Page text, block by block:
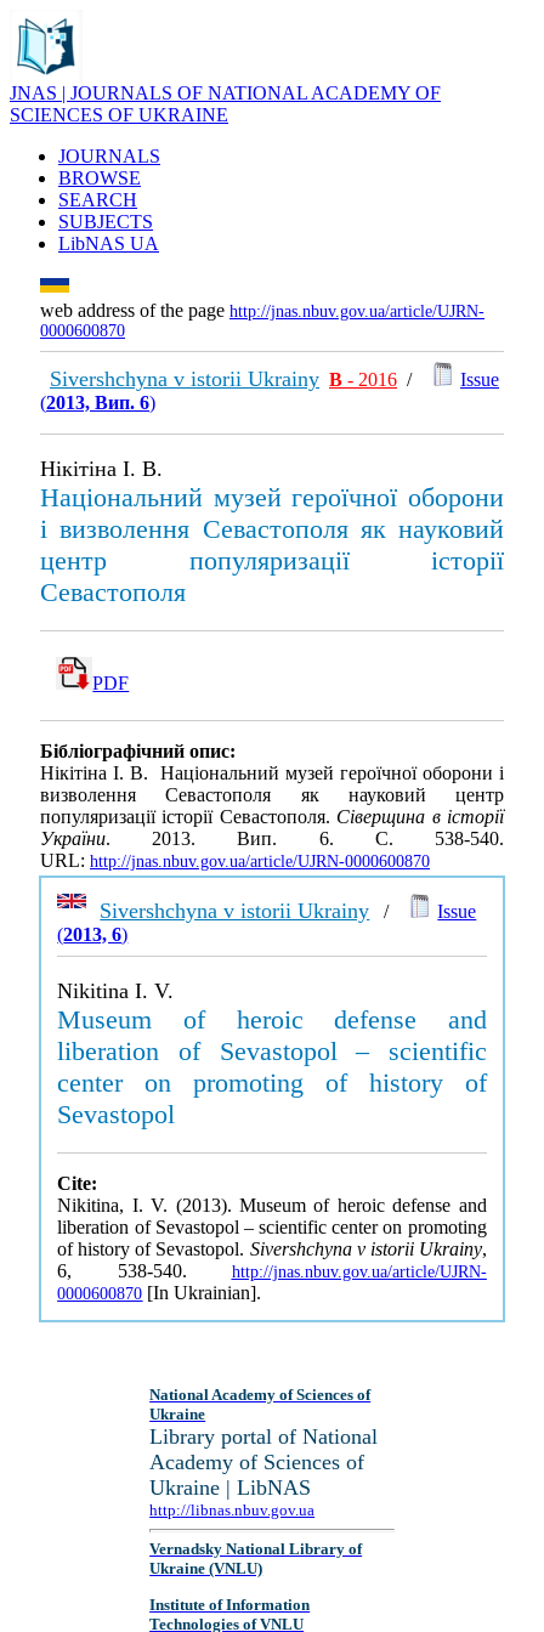
JNAS | JOURNALS OF NATIONAL ACADEMY OF
SCIENCES OF UKRAINE
JOURNALS
BROWSE
SEARCH
SUBJECTS
LibNAS UA
web address of the page http://jnas.nbuv.gov.ua/article/UJRN-
0000600870
Sivershchyna v istorii Ukrainy В - 2016 /
Issue
(2013, Вип. 6)
Нікітіна І. В.
Національний музей героїчної оборони
і визволення Севастополя як науковий
центр популяризації історії
Севастополя
PDF
Бібліографічний опис:
Нікітіна І. В. Національний музей героїчної оборони і
визволення Севастополя як науковий центр
популяризації історії Севастополя. Сіверщина в історії
України. 2013. Вип. 6. С. 538-540.
URL: http://jnas.nbuv.gov.ua/article/UJRN-0000600870
Sivershchyna v istorii Ukrainy /
Issue
(2013, 6)
Nikitina I. V.
Museum of heroic defense and
liberation of Sevastopol – scientific
center on promoting of history of
Sevastopol
Cite:
Nikitina, I. V. (2013). Museum of heroic defense and
liberation of Sevastopol – scientific center on promoting
of history of Sevastopol. Sivershchyna v istorii Ukrainy,
6, 538-540. http://jnas.nbuv.gov.ua/article/UJRN-
0000600870 [In Ukrainian].
National Academy of Sciences of
Ukraine
Library portal of National
Academy of Sciences of
Ukraine | LibNAS
http://libnas.nbuv.gov.ua
Vernadsky National Library of
Ukraine (VNLU)
Institute of Information
Technologies of VNLU